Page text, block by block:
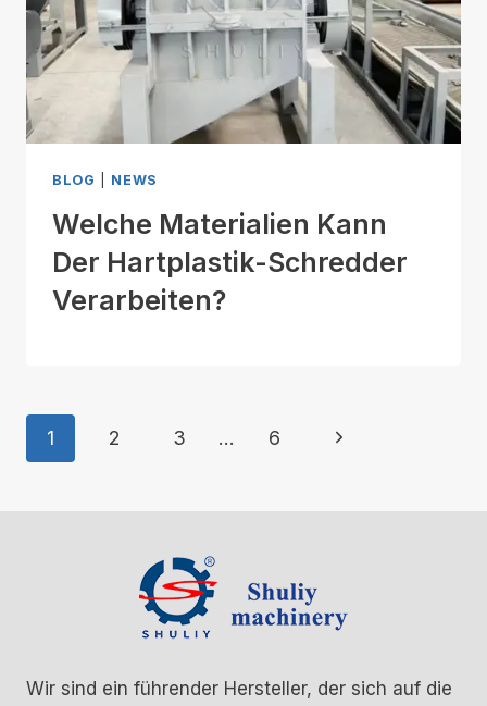
BLOG NEWS
Welche Materialien Kann
Der Hartplastik-Schredder
Verarbeiten?
Seitennavigation
1 2 3 … 6
Nächste
Wir sind ein führender Hersteller, der sich auf die